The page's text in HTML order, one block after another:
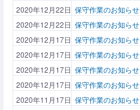
2020年12月22日 保守作業のお知らせ
2020年12月22日 保守作業のお知らせ
2020年12月17日 保守作業のお知らせ
2020年12月17日 保守作業のお知らせ
2020年12月17日 保守作業のお知らせ
2020年12月17日 保守作業のお知らせ
2020年11月17日 保守作業のお知らせ